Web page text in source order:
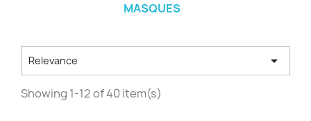
MASQUES
Relevance 
Showing 1-12 of 40 item(s)